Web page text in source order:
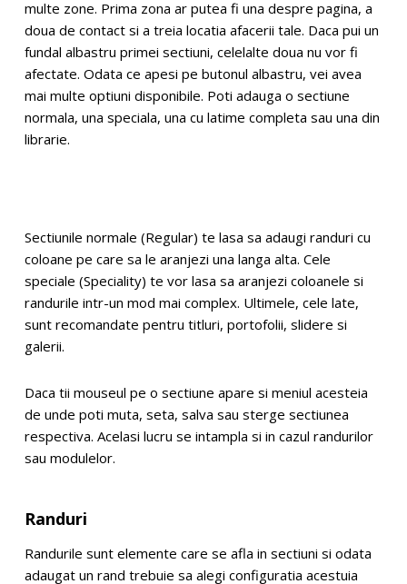
multe zone. Prima zona ar putea fi una despre pagina, a
doua de contact si a treia locatia afacerii tale. Daca pui un
fundal albastru primei sectiuni, celelalte doua nu vor fi
afectate. Odata ce apesi pe butonul albastru, vei avea
mai multe optiuni disponibile. Poti adauga o sectiune
normala, una speciala, una cu latime completa sau una din
librarie.
Sectiunile normale (Regular) te lasa sa adaugi randuri cu
coloane pe care sa le aranjezi una langa alta. Cele
speciale (Speciality) te vor lasa sa aranjezi coloanele si
randurile intr-un mod mai complex. Ultimele, cele late,
sunt recomandate pentru titluri, portofolii, slidere si
galerii.
Daca tii mouseul pe o sectiune apare si meniul acesteia
de unde poti muta, seta, salva sau sterge sectiunea
respectiva. Acelasi lucru se intampla si in cazul randurilor
sau modulelor.
Randuri
Randurile sunt elemente care se afla in sectiuni si odata
adaugat un rand trebuie sa alegi configuratia acestuia